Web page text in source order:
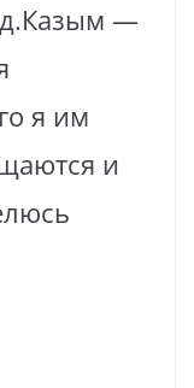
д.Казым —
я им
и